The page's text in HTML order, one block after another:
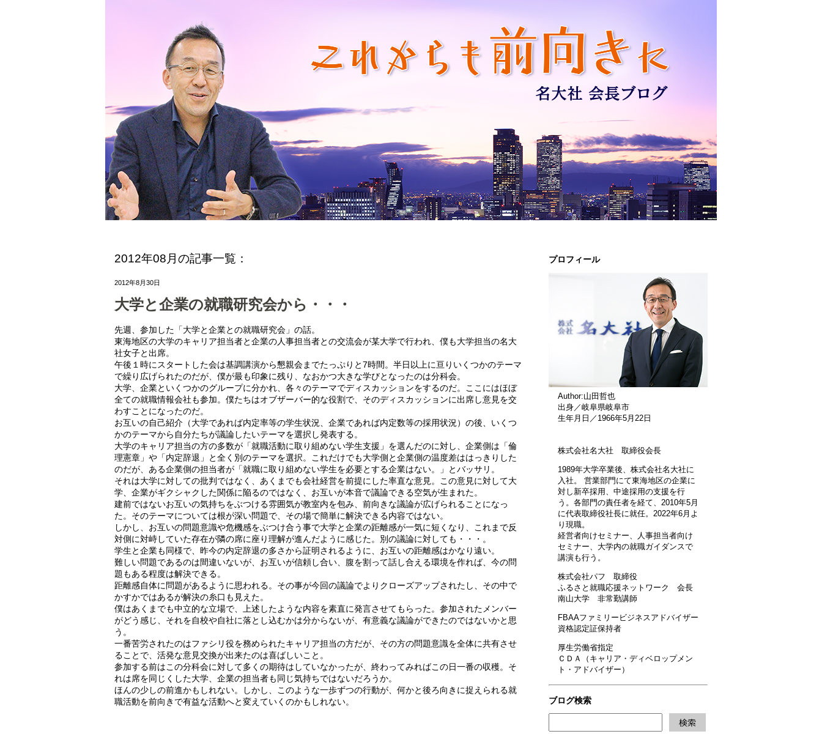
プロフィール
Author:山田哲也
出身／岐阜県岐阜市
生年月日／1966年5月22日
株式会社名大社 取締役会長
1989年大学卒業後、株式会社名大社に
入社。 営業部門にて東海地区の企業に
対し新卒採用、中途採用の支援を行
う。各部門の責任者を経て、2010年5月
に代表取締役社長に就任。2022年6月よ
り現職。
経営者向けセミナー、人事担当者向け
セミナー、大学内の就職ガイダンスで
講演も行う。
株式会社パフ 取締役
ふるさと就職応援ネットワーク 会長
南山大学 非常勤講師
FBAAファミリービジネスアドバイザー
資格認定証保持者
厚生労働省指定
ＣＤＡ（キャリア・ディベロップメン
ト・アドバイザー）
ブログ検索
2012年08月の記事一覧：
2012年8月30日
大学と企業の就職研究会から・・・
先週、参加した「大学と企業との就職研究会」の話。
東海地区の大学のキャリア担当者と企業の人事担当者との交流会が某大学で行われ、僕も大学担当の名大
社女子と出席。
午後１時にスタートした会は基調講演から懇親会までたっぷりと7時間。半日以上に亘りいくつかのテーマ
で繰り広げられたのだが、僕が最も印象に残り、なおかつ大きな学びとなったのは分科会。
大学、企業といくつかのグループに分かれ、各々のテーマでディスカッションをするのだ。ここにはほぼ
全ての就職情報会社も参加。僕たちはオブザーバー的な役割で、そのディスカッションに出席し意見を交
わすことになったのだ。
お互いの自己紹介（大学であれば内定率等の学生状況、企業であれば内定数等の採用状況）の後、いくつ
かのテーマから自分たちが議論したいテーマを選択し発表する。
大学のキャリア担当の方の多数が「就職活動に取り組めない学生支援」を選んだのに対し、企業側は「倫
理憲章」や「内定辞退」と全く別のテーマを選択。これだけでも大学側と企業側の温度差ははっきりした
のだが、ある企業側の担当者が「就職に取り組めない学生を必要とする企業はない。」とバッサリ。
それは大学に対しての批判ではなく、あくまでも会社経営を前提にした率直な意見。この意見に対して大
学、企業がギクシャクした関係に陥るのではなく、お互いが本音で議論できる空気が生まれた。
建前ではないお互いの気持ちをぶつける雰囲気が教室内を包み、前向きな議論が広げられることになっ
た。そのテーマについては根が深い問題で、その場で簡単に解決できる内容ではない。
しかし、お互いの問題意識や危機感をぶつけ合う事で大学と企業の距離感が一気に短くなり、これまで反
対側に対峙していた存在が隣の席に座り理解が進んだように感じた。別の議論に対しても・・・。
学生と企業も同様で、昨今の内定辞退の多さから証明されるように、お互いの距離感はかなり遠い。
難しい問題であるのは間違いないが、お互いが信頼し合い、腹を割って話し合える環境を作れば、今の問
題もある程度は解決できる。
距離感自体に問題があるように思われる。その事が今回の議論でよりクローズアップされたし、その中で
かすかではあるが解決の糸口も見えた。
僕はあくまでも中立的な立場で、上述したような内容を素直に発言させてもらった。参加されたメンバー
がどう感じ、それを自校や自社に落とし込むかは分からないが、有意義な議論ができたのではないかと思
う。
一番苦労されたのはファシリ役を務められたキャリア担当の方だが、その方の問題意識を全体に共有させ
ることで、活発な意見交換が出来たのは喜ばしいこと。
参加する前はこの分科会に対して多くの期待はしていなかったが、終わってみればこの日一番の収穫。そ
れは席を同じくした大学、企業の担当者も同じ気持ちではないだろうか。
ほんの少しの前進かもしれない。しかし、このような一歩ずつの行動が、何かと後ろ向きに捉えられる就
職活動を前向きで有益な活動へと変えていくのかもしれない。